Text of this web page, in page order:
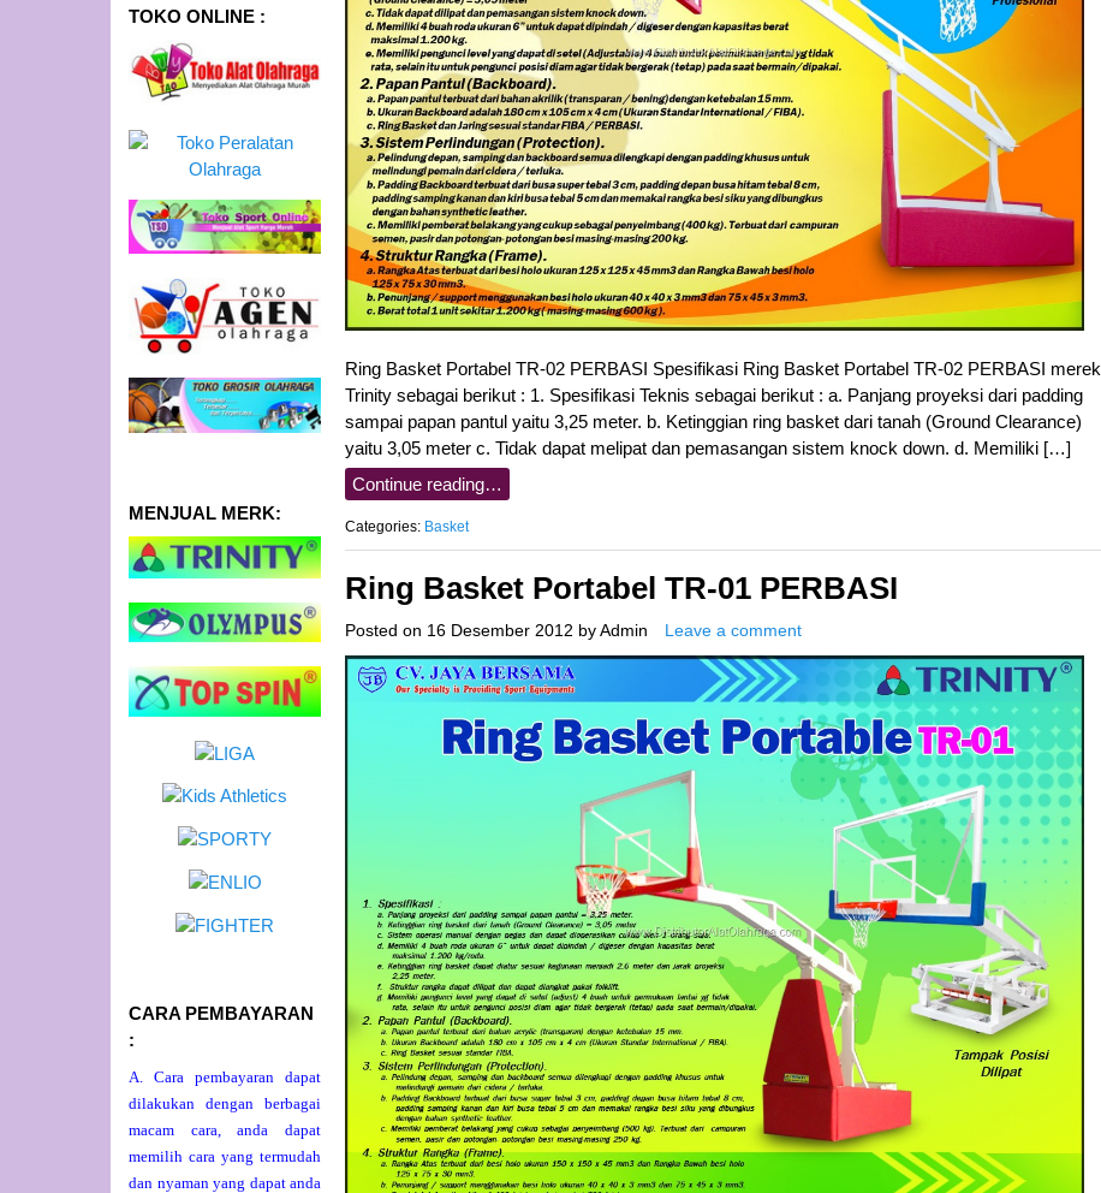
Ring Basket Portabel TR-02 PERBASI Spesifikasi Ring Basket Portabel TR-02 PERBASI merek
Trinity sebagai berikut : 1. Spesifikasi Teknis sebagai berikut : a. Panjang proyeksi dari padding
sampai papan pantul yaitu 3,25 meter. b. Ketinggian ring basket dari tanah (Ground Clearance)
yaitu 3,05 meter c. Tidak dapat melipat dan pemasangan sistem knock down. d. Memiliki […]
Continue reading…
Categories: Basket
Ring Basket Portabel TR-01 PERBASI
Posted on 16 Desember 2012 by Admin Leave a comment
TOKO ONLINE :
MENJUAL MERK:
CARA PEMBAYARAN
:
A. Cara pembayaran dapat
dilakukan dengan berbagai
macam cara, anda dapat
memilih cara yang termudah
dan nyaman yang dapat anda